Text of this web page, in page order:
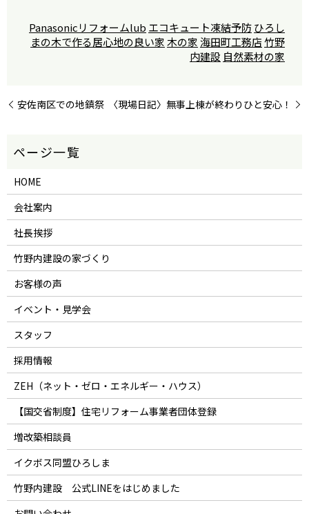
Panasonicリフォームlub エコキュート凍結予防ひろし
まの木で作る居心地の良い家木の家海田町工務店竹野
内建設 自然素材の家
安佐南区での地鎮祭 〈現場日記〉無事上棟が終わりひと安心！
HOME
会社案内
社長挨拶
竹野内建設の家づくり
お客様の声
イベント・見学会
スタッフ
採用情報
ZEH（ネット・ゼロ・エネルギー・ハウス）
【国交省制度】住宅リフォーム事業者団体登録
増改築相談員
イクボス同盟ひろしま
竹野内建設 公式LINEをはじめました